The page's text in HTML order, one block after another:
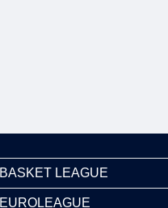
BASKET LEAGUE
EUROLEAGUE